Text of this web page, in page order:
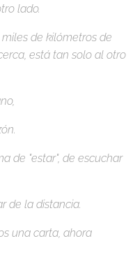
lado.
de kilómetros de
está tan solo al otro
de "estar", de escuchar
de la distancia.
una carta, ahora